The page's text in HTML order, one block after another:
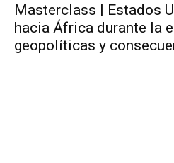
Masterclass | Estados
hacia África durante la
geopolíticas y